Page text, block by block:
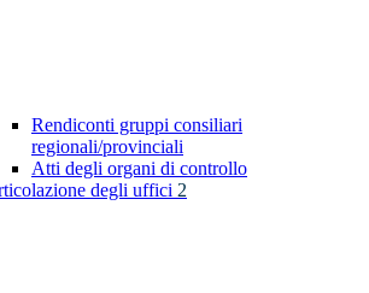
Rendiconti gruppi consiliari
regionali/provinciali
Atti degli organi di controllo
degli uffici 2